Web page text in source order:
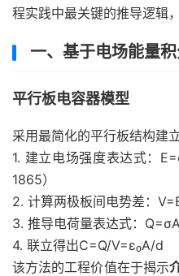
程实践中最关键的推导逻辑
一、基于电场能量
平行板电容器模型
采用最简化的平行板结构建
1. 建立电场强度表达式：
1865）
2. 计算两极板间电势差：
3. 推导电荷量表达式：
4. 联立得出C=Q/V=ε₀A/d
该方法的工程价值在于揭示